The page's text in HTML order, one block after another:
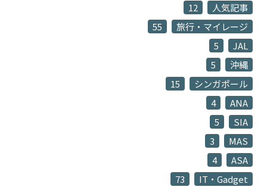
人気記事
12
旅行・マイレージ
55
JAL
5
沖縄
5
シンガポール
15
ANA
4
SIA
5
MAS
3
ASA
4
IT・Gadget
73